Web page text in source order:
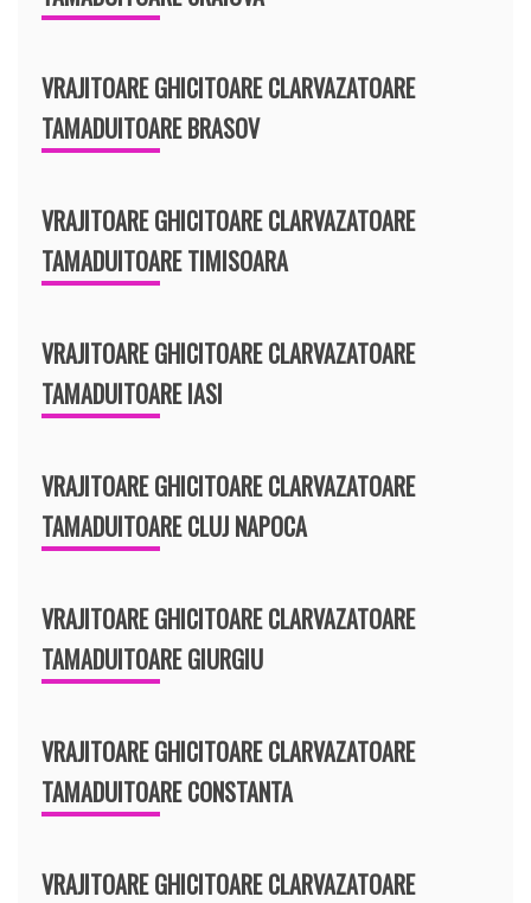
VRAJITOARE GHICITOARE CLARVAZATOARE
TAMADUITOARE BRASOV
VRAJITOARE GHICITOARE CLARVAZATOARE
TAMADUITOARE TIMISOARA
VRAJITOARE GHICITOARE CLARVAZATOARE
TAMADUITOARE IASI
VRAJITOARE GHICITOARE CLARVAZATOARE
TAMADUITOARE CLUJ NAPOCA
VRAJITOARE GHICITOARE CLARVAZATOARE
TAMADUITOARE GIURGIU
VRAJITOARE GHICITOARE CLARVAZATOARE
TAMADUITOARE CONSTANTA
VRAJITOARE GHICITOARE CLARVAZATOARE